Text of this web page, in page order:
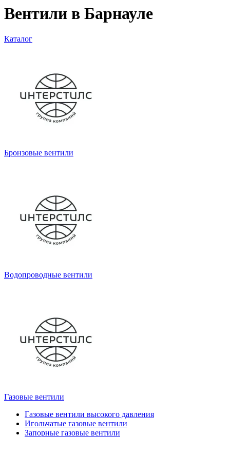
Вентили в Барнауле
Каталог
Бронзовые вентили
Водопроводные вентили
Газовые вентили
Газовые вентили высокого давления
Игольчатые газовые вентили
Запорные газовые вентили